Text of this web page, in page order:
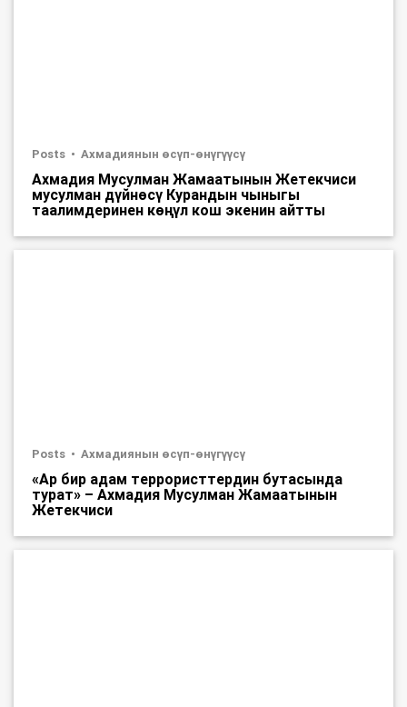
Posts Ахмадиянын өсүп-өнүгүүсү
Ахмадия Мусулман Жамаатынын Жетекчиси
мусулман дүйнөсү Курандын чыныгы
таалимдеринен көңүл кош экенин айтты
Posts Ахмадиянын өсүп-өнүгүүсү
«Ар бир адам террористтердин бутасында
турат» – Ахмадия Мусулман Жамаатынын
Жетекчиси